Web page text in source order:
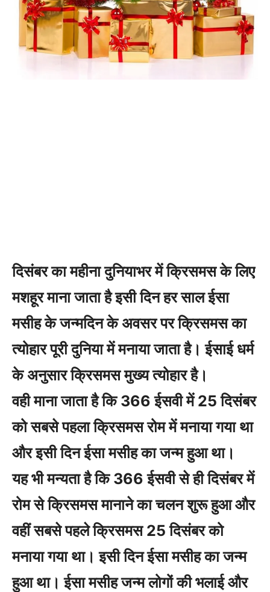
दिसंबर का महीना दुनियाभर में क्रिसमस के लिए
मशहूर माना जाता है इसी दिन हर साल ईसा
मसीह के जन्मदिन के अवसर पर क्रिसमस का
त्योहार पूरी दुनिया में मनाया जाता है। ईसाई धर्म
के अनुसार क्रिसमस मुख्य त्योहार है।
वही माना जाता है कि 366 ईसवी में 25 दिसंबर
को सबसे पहला क्रिसमस रोम में मनाया गया था
और इसी दिन ईसा मसीह का जन्म हुआ था।
यह भी मन्यता है कि 366 ईसवी से ही दिसंबर में
रोम से क्रिसमस मानाने का चलन शुरू हुआ और
वहीं सबसे पहले क्रिसमस 25 दिसंबर को
मनाया गया था। इसी दिन ईसा मसीह का जन्म
हुआ था। ईसा मसीह जन्म लोगों की भलाई और